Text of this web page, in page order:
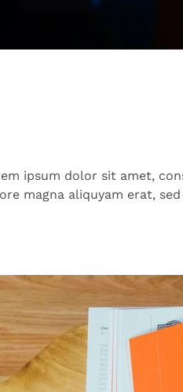
ipsum dolor sit amet,
magna aliquyam erat,